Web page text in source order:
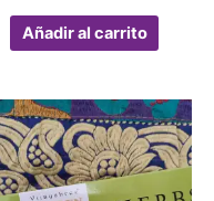
Añadir al carrito